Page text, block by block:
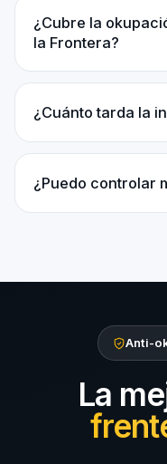
¿Cubre la
la Frontera?
¿Cuánto tarda la
¿Puedo controlar
Anti-
La